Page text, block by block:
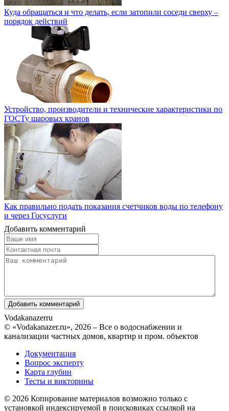
Куда обращаться и что делать, если затопили соседи сверху –
порядок действий
Устройство, производители и технические характеристики по
ГОСТу шаровых кранов
Как правильно подать показания счетчиков воды по телефону
и через Госуслуги
Добавить комментарий
Vodakanazerru
© «Vodakanazer.ru», 2026 – Все о водоснабжении и
канализации частных домов, квартир и пром. объектов
Документация
Вопрос эксперту
Карта глубин
Тесты и викторины
© 2026 Копирование материалов возможно только с
установкой индексируемой в поисковиках ссылкой на